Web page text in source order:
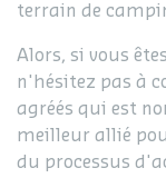
terrain de
Alors, si vous
n'hésitez pas à
agréés qui est
meilleur allié
du processus